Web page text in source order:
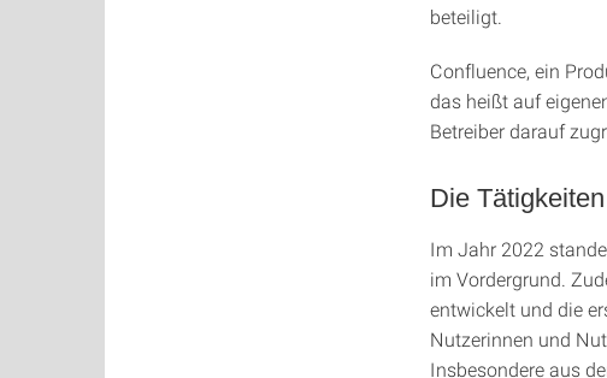
beteiligt.
Confluence, ein
das heißt auf
Betreiber darauf
Die
Im Jahr 2022
im Vordergrund.
entwickelt und die
Nutzerinnen und
Insbesondere aus